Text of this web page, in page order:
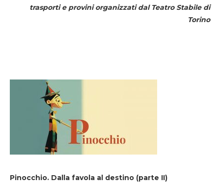
trasporti e provini organizzati dal Teatro Stabile di
Torino
Pinocchio. Dalla favola al destino (parte II)